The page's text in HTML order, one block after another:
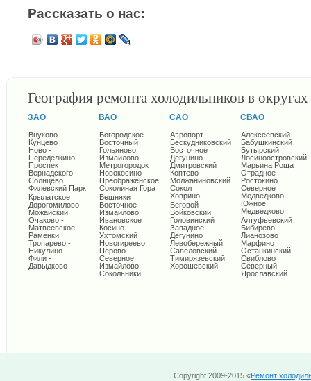
Рассказать о нас:
География ремонта холодильников в
ЗАО
Внуково
Кунцево
Ново -
Переделкино
Проспект
Вернадского
Солнцево
Филевский Парк
Крылатское
Дорогомилово
Можайский
Очаково -
Матвеевское
Раменки
Тропарево -
Никулино
Фили -
Давыдково
ВАО
Богородское
Восточный
Гольяново
Измайлово
Метрогородок
Новокосино
Преображенское
Соколиная Гора
Вешняки
Восточное
Измайлово
Ивановское
Косино-
Ухтомский
Новогиреево
Перово
Северное
Измайлово
Сокольники
САО
Аэропорт
Бескудниковский
Восточное
Дегунино
Дмитровский
Коптево
Молжаниновский
Сокол
Ховрино
Беговой
Войковский
Головинский
Западное
Дегунино
Левобережный
Савеловский
Тимирязевский
Хорошевский
СВАО
Алексеевский
Бабушкинский
Бутырский
Лосиноостровский
Марьина Роща
Отрадное
Ростокино
Северное
Медведково
Южное
Медведково
Алтуфьевский
Бибирево
Лианозово
Марфино
Останкинский
Свиблово
Северный
Ярославский
Copyright 2009-2015 «Ремонт